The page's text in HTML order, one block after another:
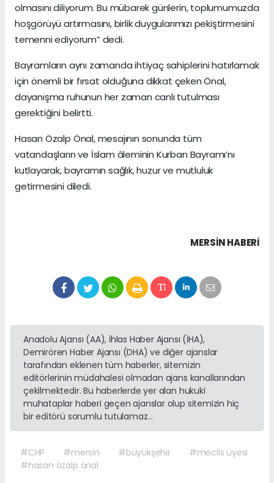
olmasını diliyorum. Bu mübarek günlerin, toplumumuzda
hoşgörüyü artırmasını, birlik duygularımızı pekiştirmesini
temenni ediyorum” dedi.
Bayramların aynı zamanda ihtiyaç sahiplerini hatırlamak
için önemli bir fırsat olduğuna dikkat çeken Önal,
dayanışma ruhunun her zaman canlı tutulması
gerektiğini belirtti.
Hasan Özalp Önal, mesajının sonunda tüm
vatandaşların ve İslam âleminin Kurban Bayramı’nı
kutlayarak, bayramın sağlık, huzur ve mutluluk
getirmesini diledi.
MERSIN HABERİ
Anadolu Ajansı (AA), İhlas Haber Ajansı (İHA),
Demirören Haber Ajansı (DHA) ve diğer ajanslar
tarafından eklenen tüm haberler, sitemizin
editörlerinin müdahalesi olmadan ajans kanallarından
çekilmektedir. Bu haberlerde yer alan hukuki
muhataplar haberi geçen ajanslar olup sitemizin hiç
bir editörü sorumlu tutulamaz...
#CHP #mersin #büyükşehir
#meclis üyesi
#hasan özalp önal